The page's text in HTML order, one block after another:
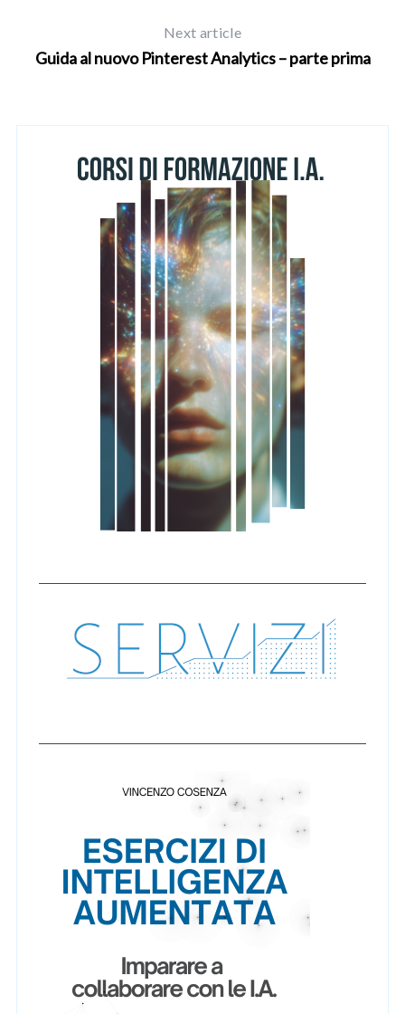
Next article
Guida al nuovo Pinterest Analytics – parte prima